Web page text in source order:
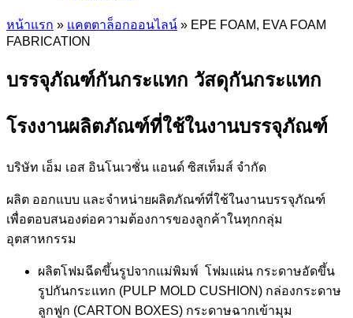
หน้าแรก » แคตตาล็อกออนไลน์ » EPE FOAM, EVA FOAM
FABRICATION
บรรจุภัณฑ์กันกระแทก วัสดุกันกระแทก
โรงงานผลิตภัณฑ์ที่ใช้ในงานบรรจุภัณฑ์
บริษัท เอ็ม เอส อินโนเวชั่น แอนด์ ซิสเท็มส์ จำกัด
ผลิต ออกแบบ และจำหน่ายผลิตภัณฑ์ที่ใช้ในงานบรรจุภัณฑ์
เพื่อตอบสนองต่อความต้องการของลูกค้าในทุกกลุ่ม
อุตสาหกรรม
ผลิตโฟมฉีดขึ้นรูปจากแม่พิมพ์ โฟมแผ่น กระดาษอัดขึ้น
รูปกันกระแทก (PULP MOLD CUSHION) กล่องกระดาษ
ลูกฟูก (CARTON BOXES) กระดาษฉากเข้ามุม